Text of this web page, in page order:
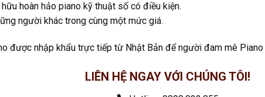
hoàn hảo piano kỹ thuật số có điều kiện.
người khác trong cùng một mức giá.
được nhập khẩu trực tiếp từ Nhật Bản để người đam mê
LIÊN HỆ NGAY VỚI CHÚNG TÔI!